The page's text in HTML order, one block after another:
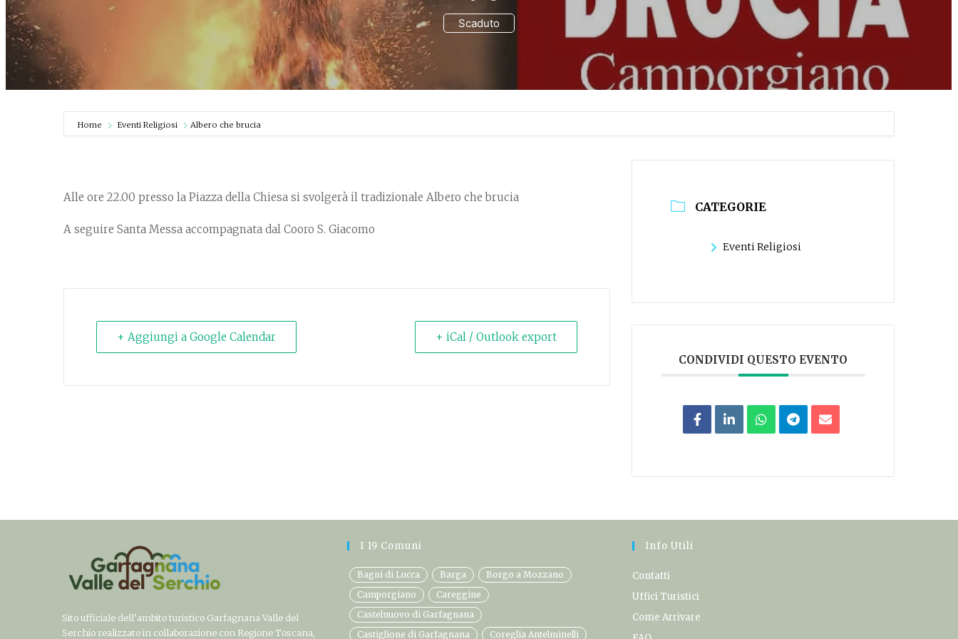
Scaduto
Home Eventi Religiosi Albero che brucia
Alle ore 22.00 presso la Piazza della Chiesa si svolgerà il tradizionale Albero che brucia
A seguire Santa Messa accompagnata dal Cooro S. Giacomo
+ Aggiungi a Google Calendar + iCal / Outlook export
CATEGORIE
Eventi Religiosi
CONDIVIDI QUESTO EVENTO
Sito ufficiale dell’ambito turistico Garfagnana Valle del
Serchio realizzato in collaborazione con Regione Toscana,
I 19 Comuni
Bagni di Lucca Barga
Borgo a Mozzano
Camporgiano
Careggine
Castelnuovo di Garfagnana
Castiglione di Garfagnana
Coreglia Antelminelli
Info Utili
Contatti
Uffici Turistici
Come Arrivare